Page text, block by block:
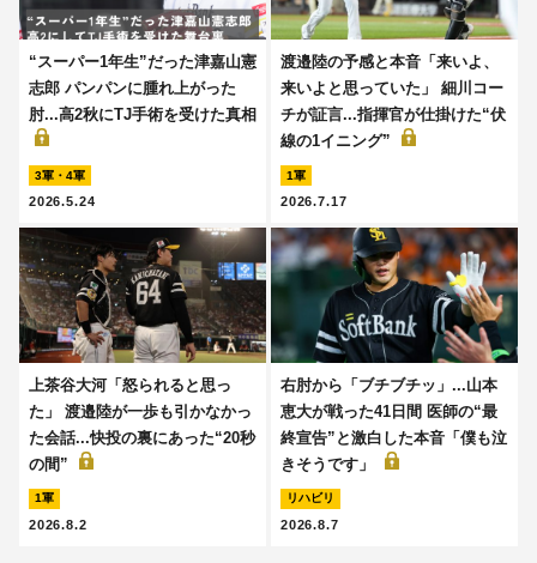
“スーパー1年生”だった津嘉山憲
志郎 パンパンに腫れ上がった
肘...高2秋にTJ手術を受けた真相
3軍・4軍
2026.5.24
渡邉陸の予感と本音「来いよ、
来いよと思っていた」 細川コー
チが証言...指揮官が仕掛けた“伏
線の1イニング”
1軍
2026.7.17
上茶谷大河「怒られると思っ
た」 渡邉陸が一歩も引かなかっ
た会話...快投の裏にあった“20秒
の間”
1軍
2026.8.2
右肘から「ブチブチッ」...山本
恵大が戦った41日間 医師の“最
終宣告”と激白した本音「僕も泣
きそうです」
リハビリ
2026.8.7